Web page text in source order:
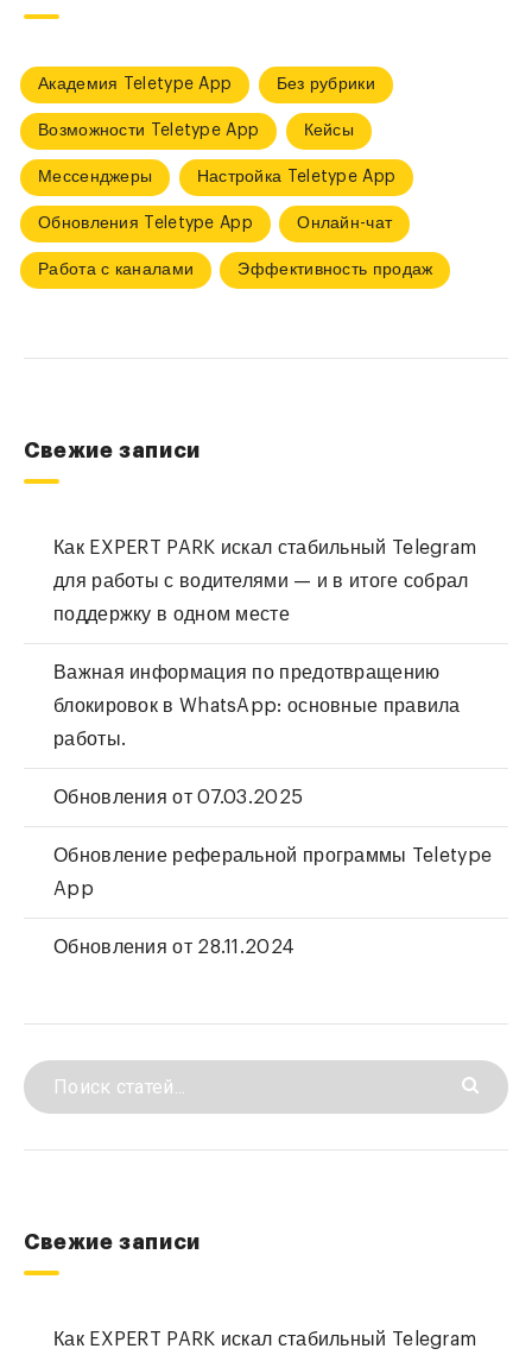
Академия Teletype App Без рубрики
Возможности Teletype App Кейсы
Мессенджеры Настройка Teletype App
Обновления Teletype App Онлайн-чат
Работа с каналами Эффективность продаж
Свежие записи
Как EXPERT PARK искал стабильный Telegram
для работы с водителями — и в итоге собрал
поддержку в одном месте
Важная информация по предотвращению
блокировок в WhatsApp: основные правила
работы.
Обновления от 07.03.2025
Обновление реферальной программы Teletype
App
Обновления от 28.11.2024
Свежие записи
Как EXPERT PARK искал стабильный Telegram